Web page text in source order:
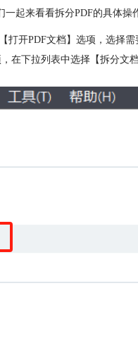
起来看看拆分PDF的具体操
打开PDF文档】选项，选择
在下拉列表中选择【拆分文档